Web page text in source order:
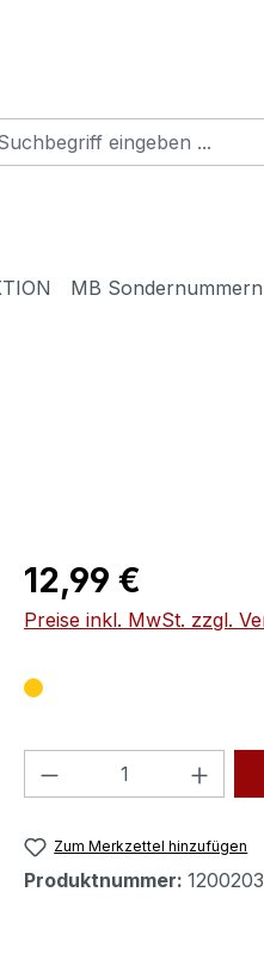
MB Sondernummern
Regulärer Preis:
12,99 €
Preise inkl. MwSt. zzgl.
Produkt
Zum Merkzettel hinzufügen
Produktnummer: 1200203